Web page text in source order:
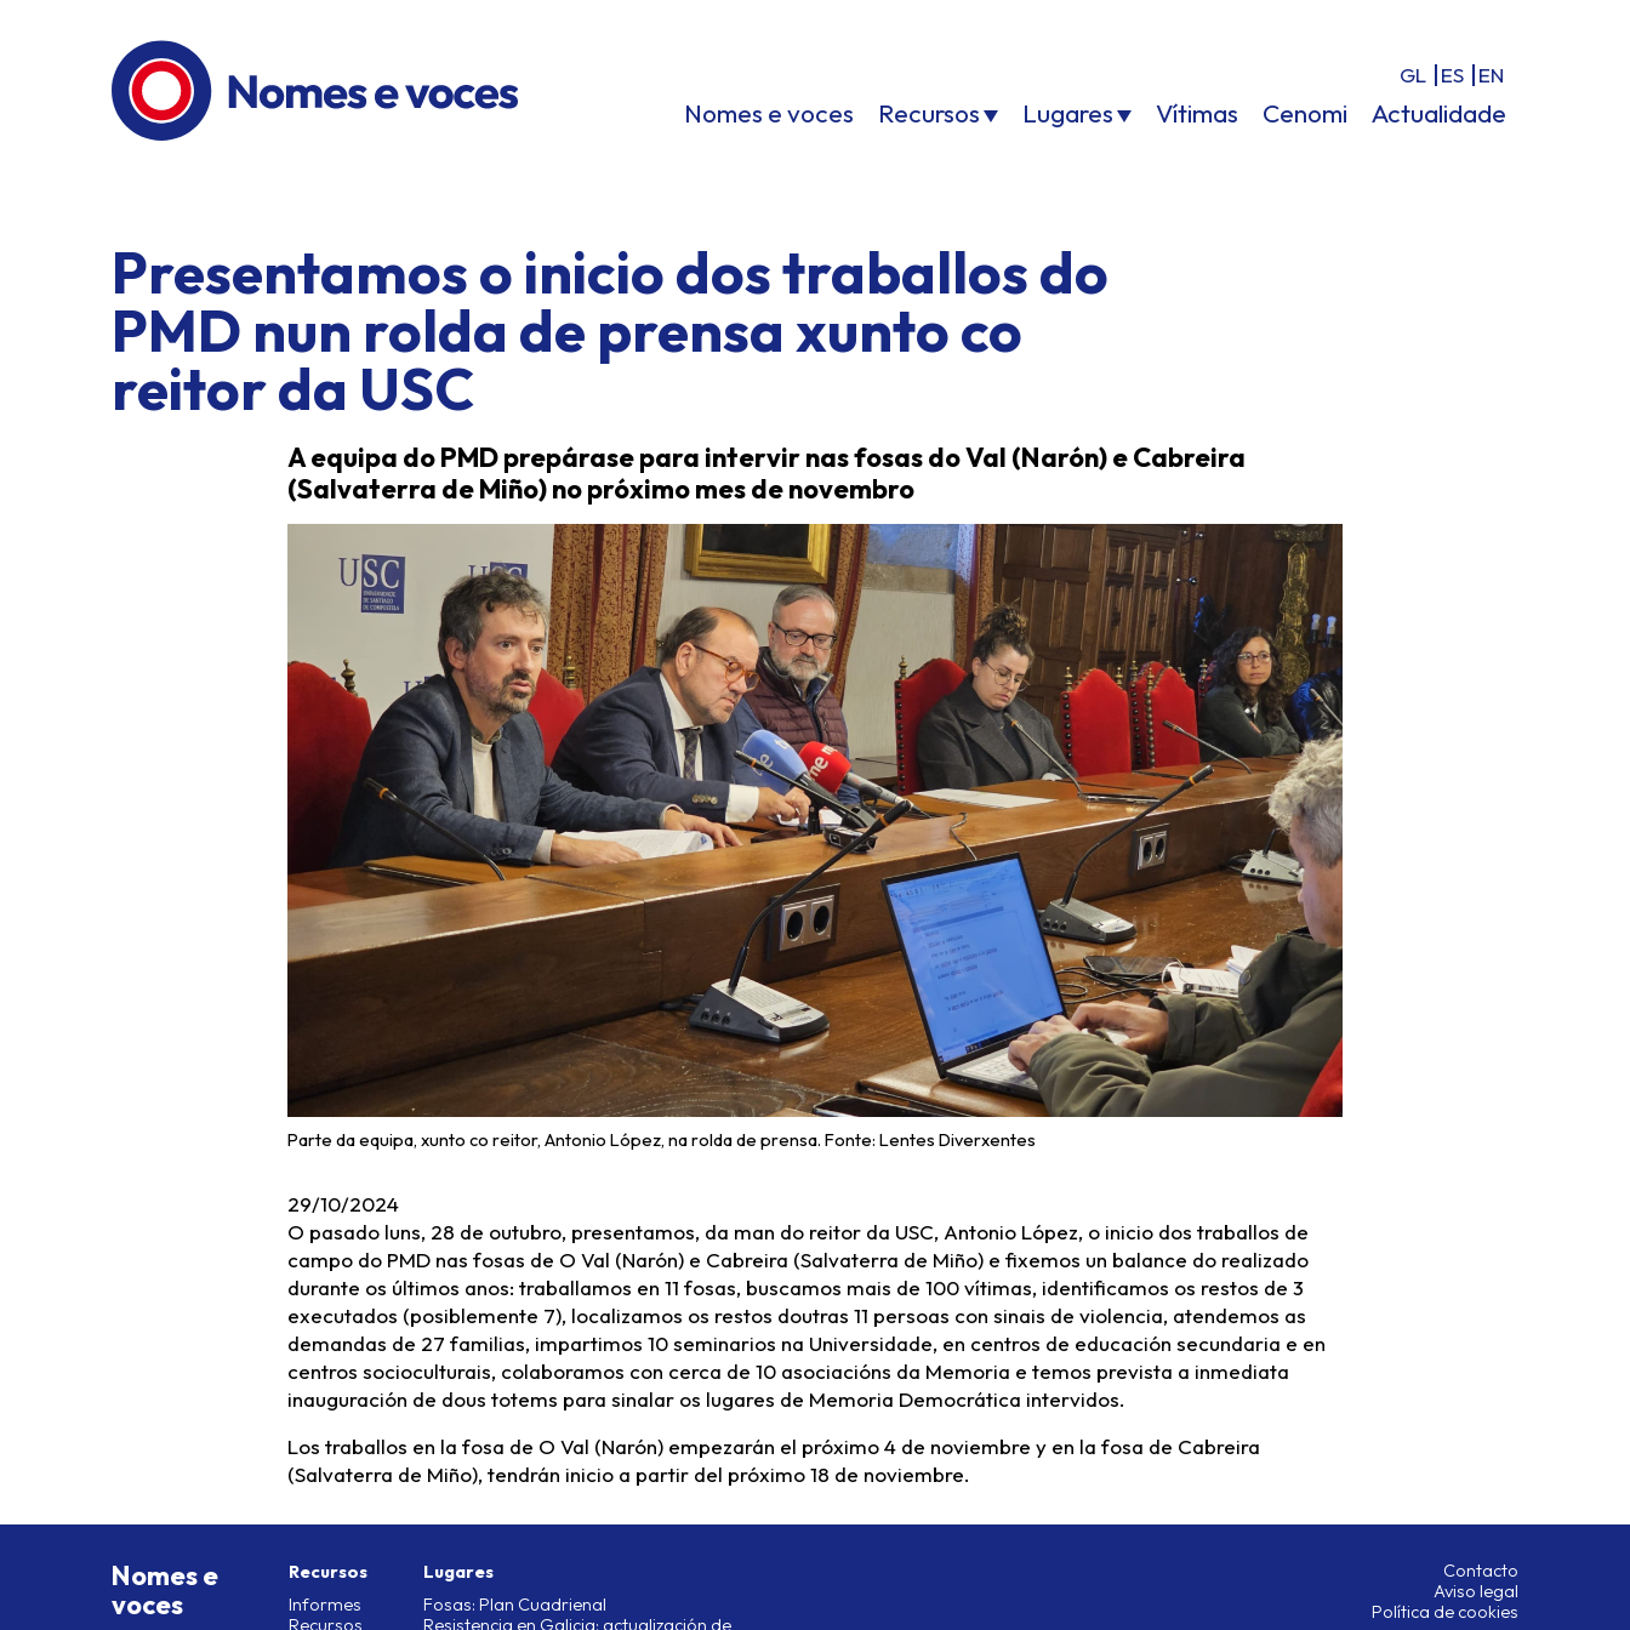
GL ES EN
Nomes e voces Recursos Lugares Vítimas Cenomi Actualidade
Presentamos o inicio dos traballos do
PMD nun rolda de prensa xunto co
reitor da USC
A equipa do PMD prepárase para intervir nas fosas do Val (Narón) e Cabreira
(Salvaterra de Miño) no próximo mes de novembro
Parte da equipa, xunto co reitor, Antonio López, na rolda de prensa. Fonte: Lentes Diverxentes
29/10/2024
O pasado luns, 28 de outubro, presentamos, da man do reitor da USC, Antonio López, o inicio dos traballos de
campo do PMD nas fosas de O Val (Narón) e Cabreira (Salvaterra de Miño) e fixemos un balance do realizado
durante os últimos anos: traballamos en 11 fosas, buscamos mais de 100 vítimas, identificamos os restos de 3
executados (posiblemente 7), localizamos os restos doutras 11 persoas con sinais de violencia, atendemos as
demandas de 27 familias, impartimos 10 seminarios na Universidade, en centros de educación secundaria e en
centros socioculturais, colaboramos con cerca de 10 asociacións da Memoria e temos prevista a inmediata
inauguración de dous totems para sinalar os lugares de Memoria Democrática intervidos.
Los traballos en la fosa de O Val (Narón) empezarán el próximo 4 de noviembre y en la fosa de Cabreira
(Salvaterra de Miño), tendrán inicio a partir del próximo 18 de noviembre.
Nomes e
voces
Recursos
Informes
Recursos
Lugares
Fosas: Plan Cuadrienal
Resistencia en Galicia: actualización de
Contacto
Aviso legal
Política de cookies